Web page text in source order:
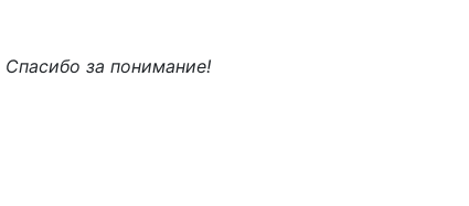
Спасибо за понимание!